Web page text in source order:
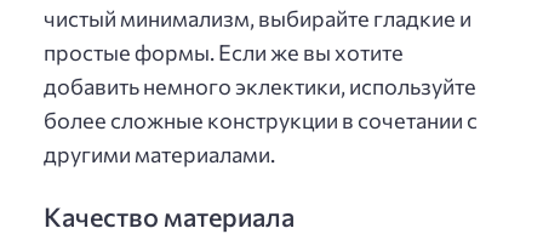
чистый минимализм, выбирайте гладкие и
простые формы. Если же вы хотите
добавить немного эклектики, используйте
более сложные конструкции в сочетании с
другими материалами.
Качество материала